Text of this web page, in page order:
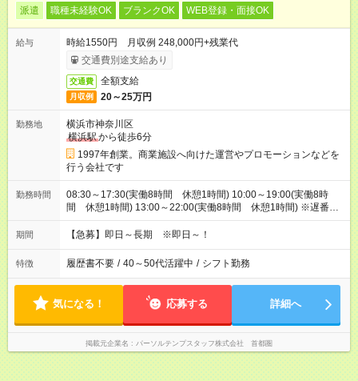
派遣 職種未経験OK ブランクOK WEB登録・面接OK
給与
時給1550円 月収例 248,000円+残業代
交通費別途支給あり
交通費 全額支給
月収例 20～25万円
勤務地
横浜市神奈川区
横浜駅から徒歩6分
1997年創業。商業施設へ向けた運営やプロモーションなどを
行う会社です
勤務時間
08:30～17:30(実働8時間 休憩1時間) 10:00～19:00(実働8時
間 休憩1時間) 13:00～22:00(実働8時間 休憩1時間) ※遅番→
次の日早番などのシフトは一切ありませんのでご安心くださ
い。
期間 【急募】即日～長期 ※即日～！
特徴 履歴書不要 / 40～50代活躍中 / シフト勤務
気になる！ 応募する 詳細へ
掲載元企業名 パーソルテンプスタッフ株式会社 首都圏